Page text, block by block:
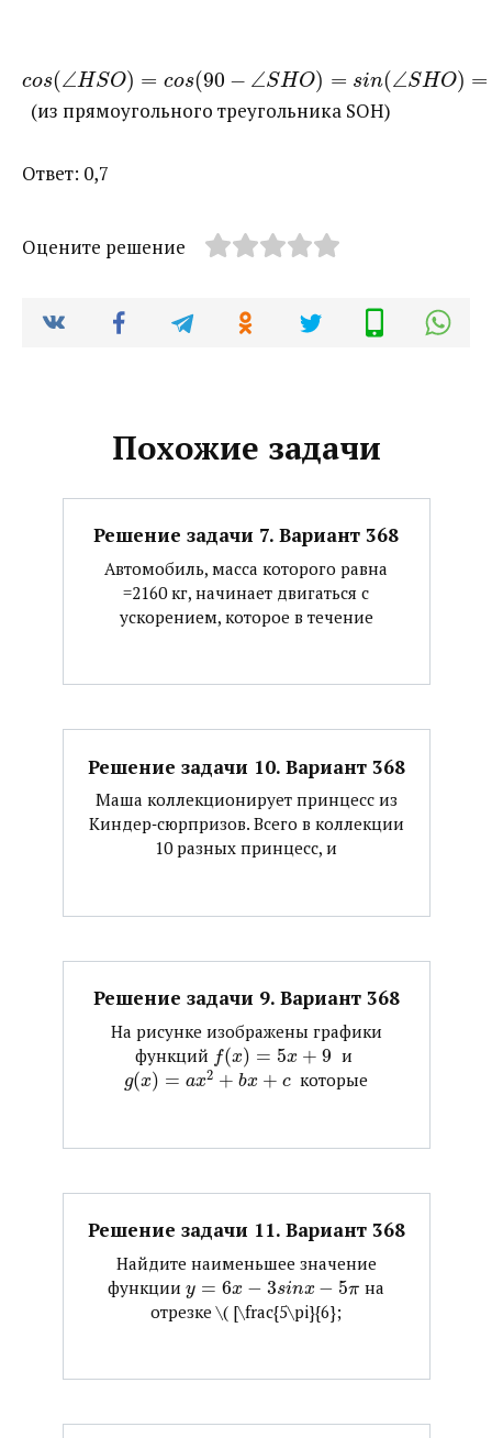
cos(∠HSO) = cos(90 − ∠SHO) = sin(∠SHO) =
​ (из прямоугольного треугольника SOH)
Ответ: 0,7
Оцените решение
Похожие задачи
Решение задачи 7. Вариант 368
Автомобиль, масса которого равна
=2160 кг, начинает двигаться с
ускорением, которое в течение
Решение задачи 10. Вариант 368
Маша коллекционирует принцесс из
Киндер‐сюрпризов. Всего в коллекции
10 разных принцесс, и
Решение задачи 9. Вариант 368
На рисунке изображены графики
функций ​ f(x) = 5x + 9 ​ и ​
g(x) = ax2 + bx + c ​ которые
Решение задачи 11. Вариант 368
Найдите наименьшее значение
функции ​ y = 6x − 3sinx − 5π ​ на
отрезке ​\( [\frac{5\pi}{6};